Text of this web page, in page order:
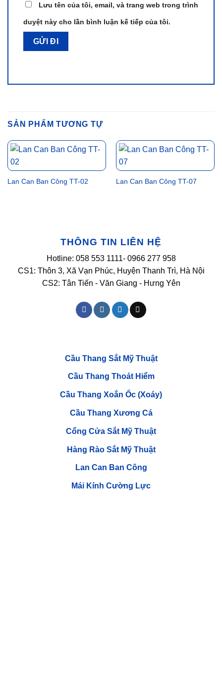
Lưu tên của tôi, email, và trang web trong trình
duyệt này cho lần bình luận kế tiếp của tôi.
SẢN PHẨM TƯƠNG TỰ
Lan Can Ban Công TT-02 Lan Can Ban Công TT-07
THÔNG TIN LIÊN HỆ
Hotline: 058 553 1111- 0966 277 958
CS1: Thôn 3, Xã Vạn Phúc, Huyện Thanh Trì, Hà Nội
CS2: Tân Tiến - Văn Giang - Hưng Yên
Cầu Thang Sắt Mỹ Thuật
Cầu Thang Thoát Hiểm
Cầu Thang Xoắn Ốc (Xoáy)
Cầu Thang Xương Cá
Cổng Cửa Sắt Mỹ Thuật
Hàng Rào Sắt Mỹ Thuật
Lan Can Ban Công
Mái Kính Cường Lực